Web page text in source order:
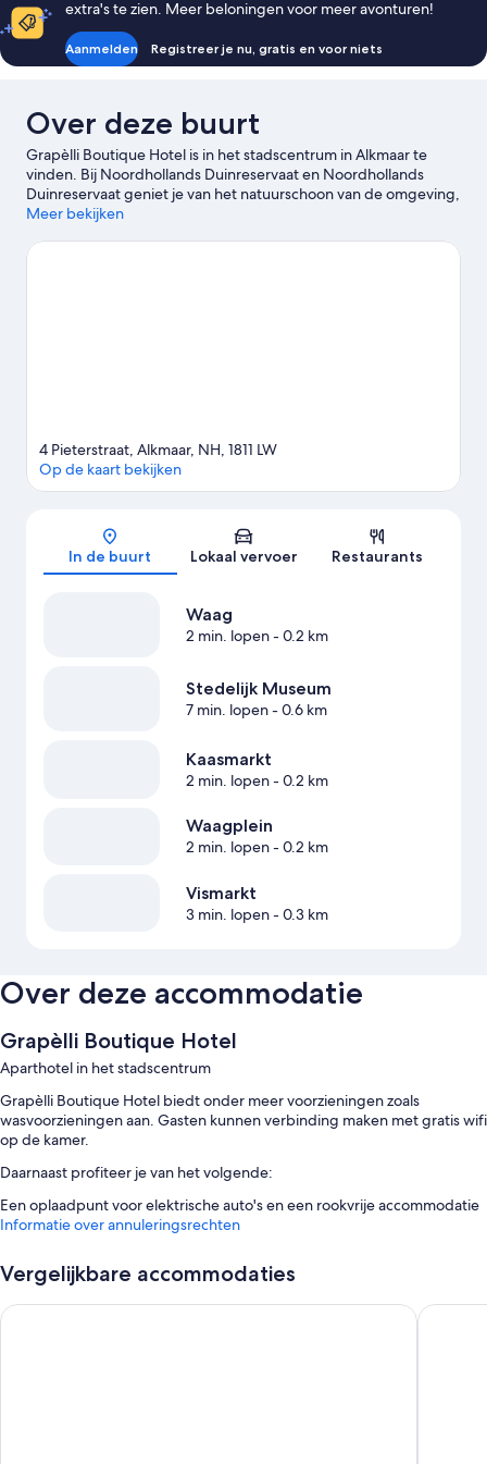
extra's te zien. Meer beloningen voor meer avonturen!
Aanmelden Registreer je nu, gratis en voor niets
Over deze buurt
Grapèlli Boutique Hotel is in het stadscentrum in Alkmaar te
vinden. Bij Noordhollands Duinreservaat en Noordhollands
Duinreservaat geniet je van het natuurschoon van de omgeving,
terwijl National Biermuseum en Nederlands Kaasmuseum hier
Doolhof zijn ook zeker het bezoeken waard.
Meer bekijken
Kaart
4 Pieterstraat, Alkmaar, NH, 1811 LW
Op de kaart bekijken
In de buurt Lokaal vervoer Restaurants
Waag
2 min. lopen- 0.2 km
Stedelijk Museum
7 min. lopen- 0.6 km
Kaasmarkt
2 min. lopen- 0.2 km
Waagplein
2 min. lopen- 0.2 km
Vismarkt
3 min. lopen- 0.3 km
Over deze accommodatie
Grapèlli Boutique Hotel
Aparthotel in het stadscentrum
Grapèlli Boutique Hotel biedt onder meer voorzieningen zoals
wasvoorzieningen aan. Gasten kunnen verbinding maken met gratis wifi
op de kamer.
Daarnaast profiteer je van het volgende:
Een oplaadpunt voor elektrische auto's en een rookvrije accommodatie
Alle kamers van Grapèlli Boutique Hotel beschikken over gemakken
zoals gratis wifi en kluisjes.
Aanvullende gemakken in alle kamers zijn o.a.:
Informatie over annuleringsrechten
Vergelijkbare accommodaties
Amrâth Hotel Alkmaar Fletcher